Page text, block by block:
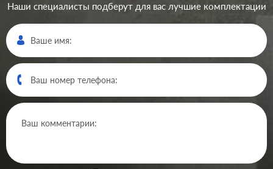
Наши специалисты подберут для вас лучшие комплектации